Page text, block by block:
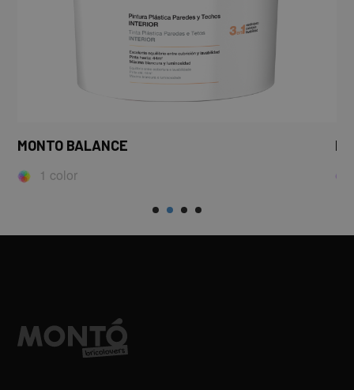
MONTO BALANCE
1 color